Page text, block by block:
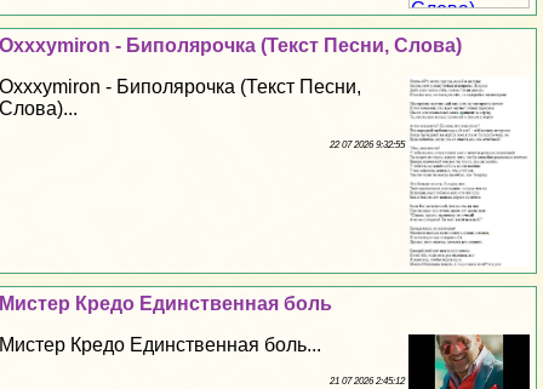
Oxxxymiron - Биполярочка (Текст Песни, Слова)
Oxxxymiron - Биполярочка (Текст Песни,
Слова)...
22 07 2026 9:32:55
Мистер Кредо Единственная боль
Мистер Кредо Единственная боль...
21 07 2026 2:45:12